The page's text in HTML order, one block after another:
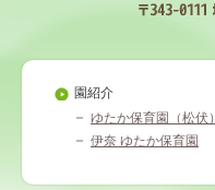
園紹介
ゆたか保育園（松伏）
伊奈 ゆたか保育園